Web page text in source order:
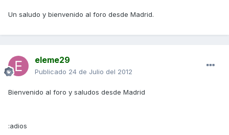
Un saludo y bienvenido al foro desde Madrid.
eleme29
Publicado 24 de Julio del 2012
Bienvenido al foro y saludos desde Madrid
:adios